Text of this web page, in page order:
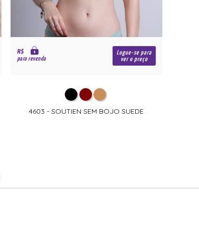
R$
para revenda
Logue-se para
ver o preço
4603 - SOUTIEN SEM BOJO SUEDE